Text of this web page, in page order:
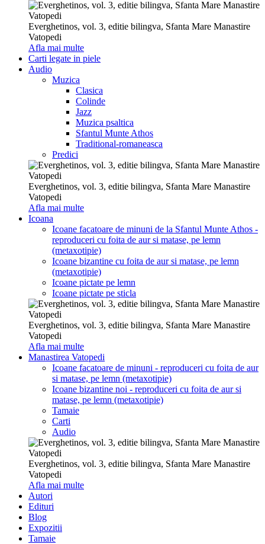
Everghetinos, vol. 3, editie bilingva, Sfanta Mare Manastire
Vatopedi
Afla mai multe
Carti legate in piele
Audio
Muzica
Clasica
Colinde
Jazz
Muzica psaltica
Sfantul Munte Athos
Traditional-romaneasca
Predici
Everghetinos, vol. 3, editie bilingva, Sfanta Mare Manastire
Vatopedi
Afla mai multe
Icoana
Icoane facatoare de minuni de la Sfantul Munte Athos -
reproduceri cu foita de aur si matase, pe lemn
(metaxotipie)
Icoane bizantine cu foita de aur si matase, pe lemn
(metaxotipie)
Icoane pictate pe lemn
Icoane pictate pe sticla
Everghetinos, vol. 3, editie bilingva, Sfanta Mare Manastire
Vatopedi
Afla mai multe
Manastirea Vatopedi
Icoane facatoare de minuni - reproduceri cu foita de aur
si matase, pe lemn (metaxotipie)
Icoane bizantine noi - reproduceri cu foita de aur si
matase, pe lemn (metaxotipie)
Tamaie
Carti
Audio
Everghetinos, vol. 3, editie bilingva, Sfanta Mare Manastire
Vatopedi
Afla mai multe
Autori
Edituri
Blog
Expozitii
Tamaie